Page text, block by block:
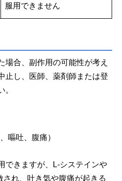
服用できません
場合、副作用の可能性が考え
止し、医師、薬剤師または登
。
嘔吐、腹痛）
できますが、L-システインや
され、吐き気や腹痛が起きる